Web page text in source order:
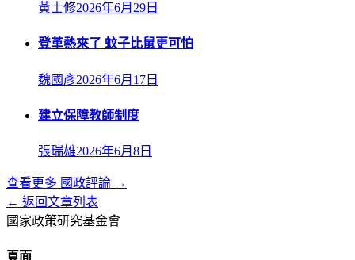
黃士修2026年6月29日
登革熱來了 蚊子比鼠更可怕
魏國彥2026年6月17日
建立保障教師制度
張瑞雄2026年6月8日
查看更多 國政評論 →
← 返回文章列表
國家政策研究基金會
頁面